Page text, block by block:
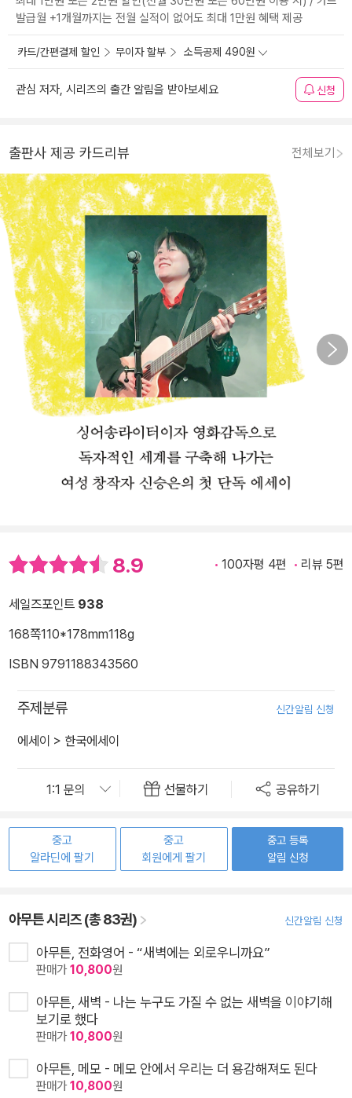
발급월 +1개월까지는 전월 실적이 없어도 최대 1만원 혜택 제공
카드/간편결제 할인 무이자 할부 소득공제 490원
관심 저자, 시리즈의 출간 알림을 받아보세요 신청
출판사 제공 카드리뷰 전체보기
8.9 100자평 4편 리뷰 5편
세일즈포인트 938
168쪽110*178mm118g
ISBN 9791188343560
주제분류 신간알림 신청
에세이 > 한국에세이
선물하기 공유하기
중고
알라딘에 팔기
중고
회원에게 팔기
중고 등록
알림 신청
아무튼 시리즈 (총 83권) 신간알림 신청
아무튼, 전화영어 - “새벽에는 외로우니까요”
판매가10,800원
아무튼, 새벽 - 나는 누구도 가질 수 없는 새벽을 이야기해
보기로 했다
판매가10,800원
아무튼, 메모 - 메모 안에서 우리는 더 용감해져도 된다
판매가10,800원